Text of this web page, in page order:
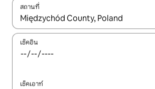
สถานที่
ใช้ลูกศรขึ้นลง หรือใช้การสัมผัสหรือปัด เพื่อส
เช็คอิน
เช็คเอาท์